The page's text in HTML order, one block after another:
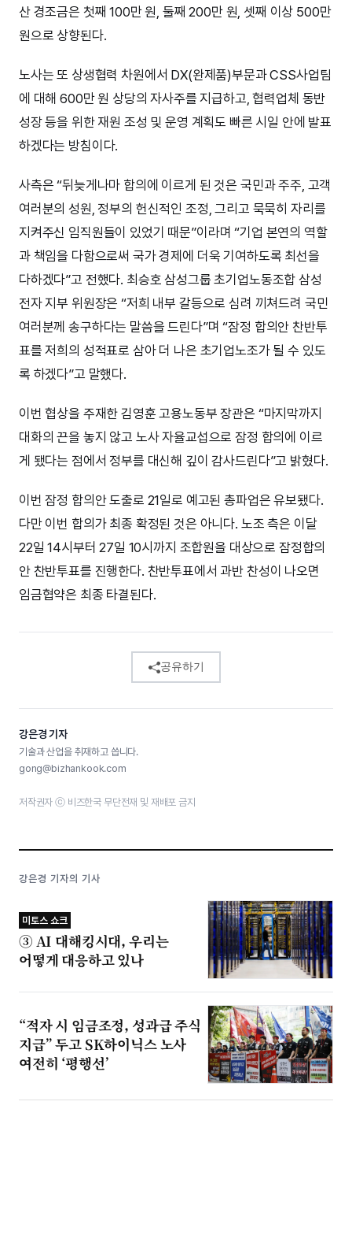
산 경조금은 첫째 100만 원, 둘째 200만 원, 셋째 이상 500만
원으로 상향된다.
노사는 또 상생협력 차원에서 DX(완제품)부문과 CSS사업팀
에 대해 600만 원 상당의 자사주를 지급하고, 협력업체 동반
성장 등을 위한 재원 조성 및 운영 계획도 빠른 시일 안에 발표
하겠다는 방침이다.
사측은 “뒤늦게나마 합의에 이르게 된 것은 국민과 주주, 고객
여러분의 성원, 정부의 헌신적인 조정, 그리고 묵묵히 자리를
지켜주신 임직원들이 있었기 때문”이라며 “기업 본연의 역할
과 책임을 다함으로써 국가 경제에 더욱 기여하도록 최선을
다하겠다”고 전했다. 최승호 삼성그룹 초기업노동조합 삼성
전자 지부 위원장은 “저희 내부 갈등으로 심려 끼쳐드려 국민
여러분께 송구하다는 말씀을 드린다”며 “잠정 합의안 찬반투
표를 저희의 성적표로 삼아 더 나은 초기업노조가 될 수 있도
록 하겠다”고 말했다.
이번 협상을 주재한 김영훈 고용노동부 장관은 “마지막까지
대화의 끈을 놓지 않고 노사 자율교섭으로 잠정 합의에 이르
게 됐다는 점에서 정부를 대신해 깊이 감사드린다”고 밝혔다.
이번 잠정 합의안 도출로 21일로 예고된 총파업은 유보됐다.
다만 이번 합의가 최종 확정된 것은 아니다. 노조 측은 이달
22일 14시부터 27일 10시까지 조합원을 대상으로 잠정합의
안 찬반투표를 진행한다. 찬반투표에서 과반 찬성이 나오면
임금협약은 최종 타결된다.
공유하기
강은경 기자
기술과 산업을 취재하고 씁니다.
gong@bizhankook.com
저작권자 ⓒ 비즈한국 무단전재 및 재배포 금지
강은경 기자의 기사
미토스 쇼크
③ AI 대해킹시대, 우리는
어떻게 대응하고 있나
“적자 시 임금조정, 성과급 주식
지급” 두고 SK하이닉스 노사
여전히 ‘평행선’